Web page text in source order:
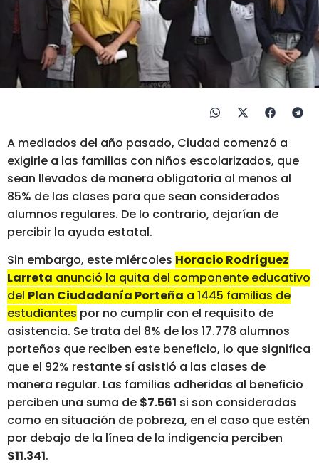
A mediados del año pasado, Ciudad comenzó a
exigirle a las familias con niños escolarizados, que
sean llevados de manera obligatoria al menos al
85% de las clases para que sean considerados
alumnos regulares. De lo contrario, dejarían de
percibir la ayuda estatal.
Sin embargo, este miércoles Horacio Rodríguez
Larreta anunció la quita del componente educativo
del Plan Ciudadanía Porteña a 1445 familias de
estudiantes por no cumplir con el requisito de
asistencia. Se trata del 8% de los 17.778 alumnos
porteños que reciben este beneficio, lo que significa
que el 92% restante sí asistió a las clases de
manera regular. Las familias adheridas al beneficio
perciben una suma de $7.561 si son consideradas
como en situación de pobreza, en el caso que estén
por debajo de la línea de la indigencia perciben
$11.341.